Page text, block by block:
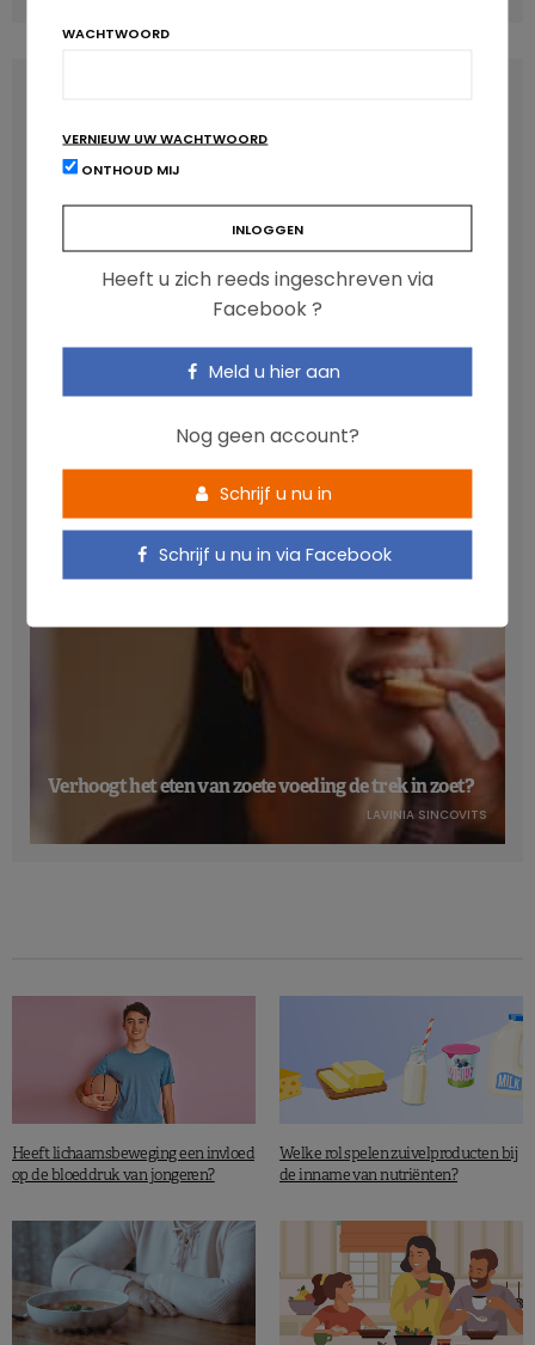
Anthocyanen: gunstig voor de cardiometabole
Verhoogt het eten van zoete voeding de trek in zoet?
LAVINIA SINCOVITS
Heeft lichaamsbeweging een invloed
op de bloeddruk van jongeren?
Welke rol spelen zuivelproducten bij
de inname van nutriënten?
WACHTWOORD
VERNIEUW UW WACHTWOORD
ONTHOUD MIJ
Heeft u zich reeds ingeschreven via
Facebook ?
Meld u hier aan
Nog geen account?
Schrijf u nu in
Schrijf u nu in via Facebook